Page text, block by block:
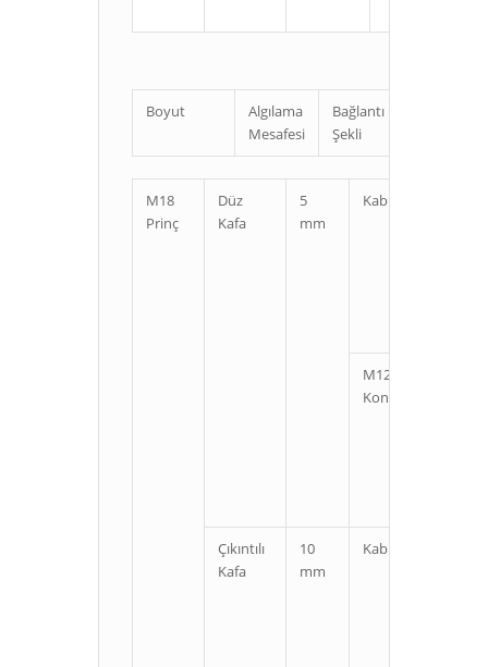
Boyut
Algılama
Mesafesi
Bağlantı
Şekli
M18
Prinç
Düz
Kafa
5
mm
Kablolu
M12
Konnektörlü
Çıkıntılı
Kafa
10
mm
Kablolu